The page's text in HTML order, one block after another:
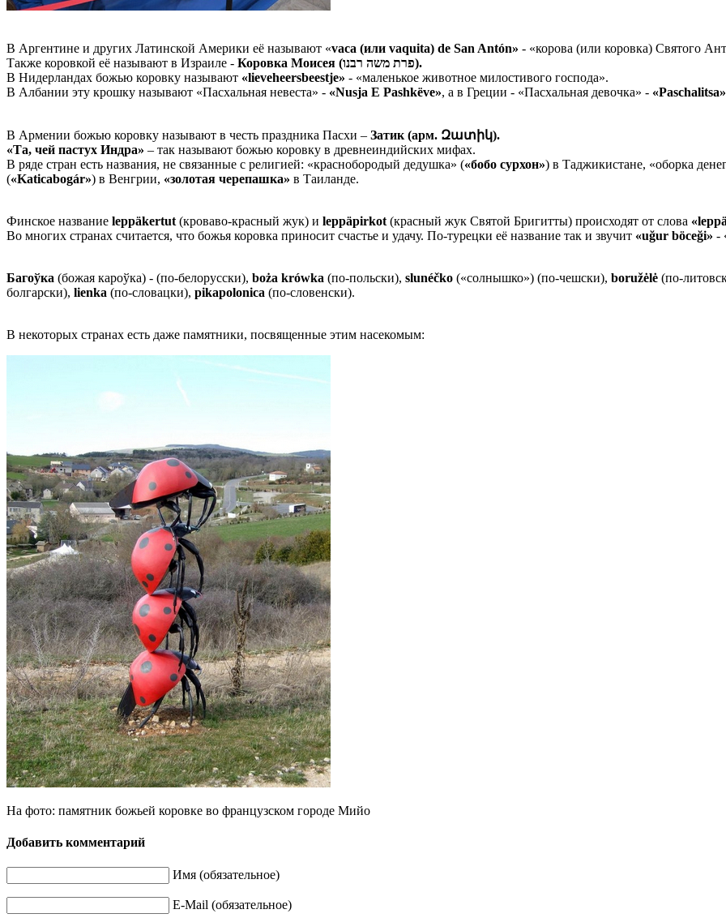
В Аргентине и других Латинской Америки её называют «vaca (или vaquita) de San Antón» - «корова (или коровка) Святого
Также коровкой её называют в Израиле -
Коровка Моисея (פרת משה רבנו).
В Нидерландах божью коровку называют «lieveheersbeestje» - «маленькое животное милостивого господа».
В Албании эту крошку называют «Пасхальная невеста» - «Nusja E Pashkëve», а в Греции - «Пасхальная девочка» - «Paschalitsa»
В Армении божью коровку называют в честь праздника Пасхи – Затик (арм. Զատիկ).
«Та, чей пастух Индра» – так называют божью коровку в древнеиндийских мифах.
В ряде стран есть названия, не связанные с религией: «краснобородый дедушка» («бобо сурхон») в Таджикистане, «оборка
(«Katicabogár») в Венгрии, «золотая черепашка» в Таиланде.
Финское название leppäkertut (кроваво-красный жук) и leppäpirkot (красный жук Святой Бригитты) происходят от слова
Во многих странах считается, что божья коровка приносит счастье и удачу. По-турецки её название так и звучит «uğur böceği» -
Багоўка (божая кароўка) - (по-белорусски), boża krówka (по-польски), slunéčko («солнышко») (по-чешски), boružėlė (по-
болгарски), lienka (по-словацки), pikapolonica (по-словенски).
В некоторых странах есть даже памятники, посвященные этим насекомым:
На фото: памятник божьей коровке во французском городе Мийо
отмечается
божьих
коровок ?
Праздник
по
инициативе
экологов
его
неизвестна,
традиция
начале
2000-
годов.
Научное
название
этого
семейства
жуков
лат.
Coccinellidae
(кокцинеллиды)
было
введено
Пьером
Андре
Латрейем
Pierre
André
Latreille),
Добавить комментарий
Имя (обязательное)
E-Mail (обязательное)